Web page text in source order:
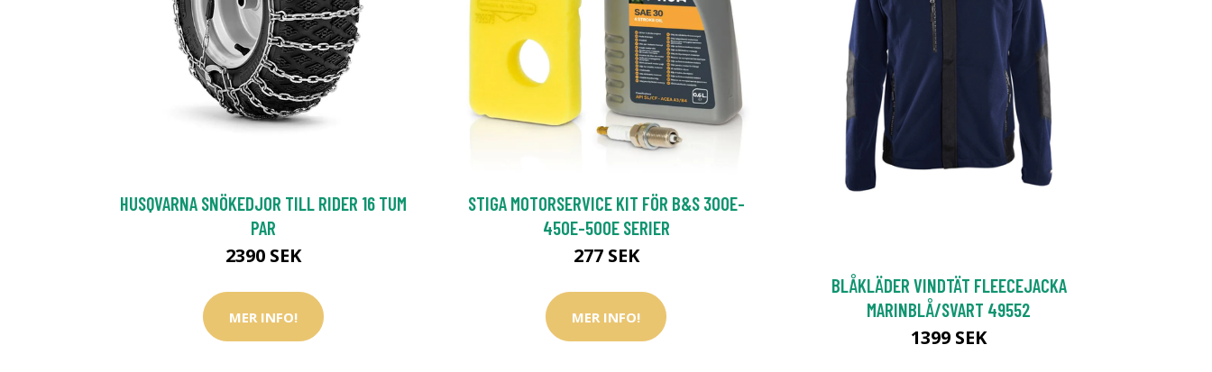
HUSQVARNA SNÖKEDJOR TILL RIDER 16 TUM
PAR
2390 SEK
MER INFO!
STIGA MOTORSERVICE KIT FÖR B&S 300E-
450E-500E SERIER
277 SEK
MER INFO!
BLÅKLÄDER VINDTÄT FLEECEJACKA
MARINBLÅ/SVART 49552
1399 SEK